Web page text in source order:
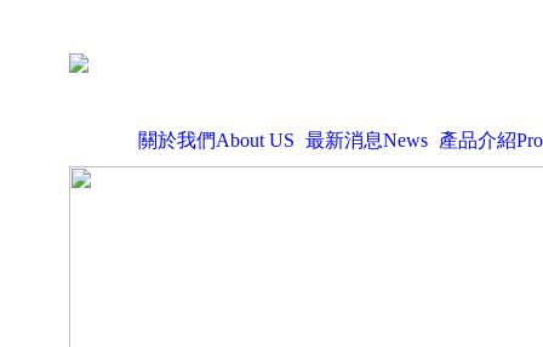
關於我們About US 最新消息News 產品介紹